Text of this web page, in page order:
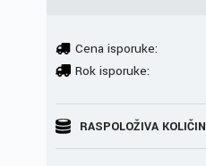
Cena isporuke:
Rok isporuke:
RASPOLOŽIVA